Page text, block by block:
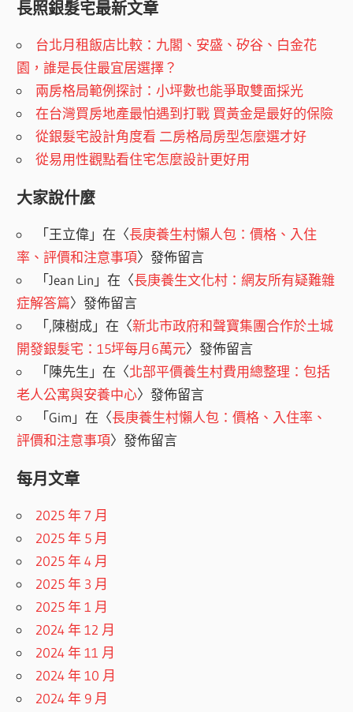
長照銀髮宅最新文章
台北月租飯店比較：九閣、安盛、矽谷、白金花
園，誰是長住最宜居選擇？
兩房格局範例探討：小坪數也能爭取雙面採光
在台灣買房地產最怕遇到打戰 買黃金是最好的保險
從銀髮宅設計角度看 二房格局房型怎麼選才好
從易用性觀點看住宅怎麼設計更好用
大家說什麼
「王立偉」在〈長庚養生村懶人包：價格、入住
率、評價和注意事項〉發佈留言
「Jean Lin 」在〈長庚養生文化村：網友所有疑難雜
症解答篇〉發佈留言
「,陳樹成」在〈新北市政府和聲寶集團合作於土城
開發銀髮宅：15坪每月6萬元〉發佈留言
「陳先生 」在〈北部平價養生村費用總整理：包括
老人公寓與安養中心〉發佈留言
「Gim 」在〈長庚養生村懶人包：價格、入住率、
評價和注意事項〉發佈留言
每月文章
2025 年 7 月
2025 年 5 月
2025 年 4 月
2025 年 3 月
2025 年 1 月
2024 年 12 月
2024 年 11 月
2024 年 10 月
2024 年 9 月